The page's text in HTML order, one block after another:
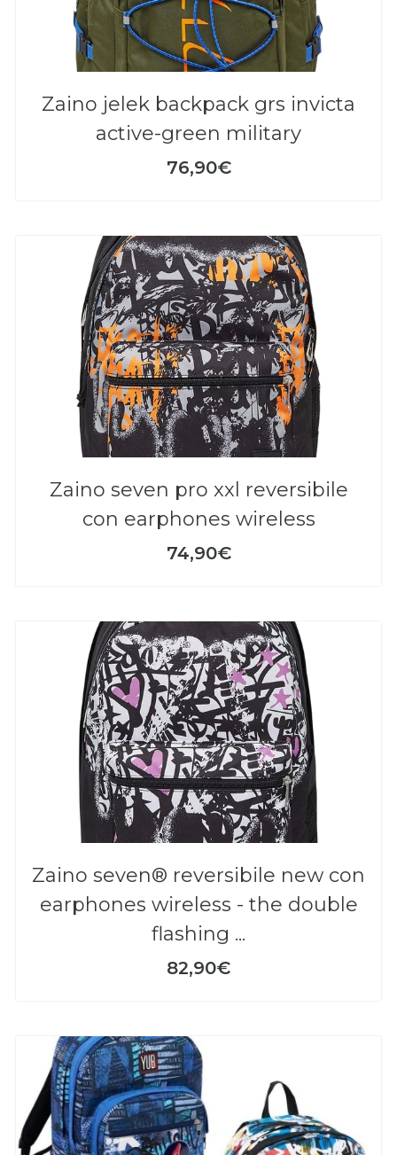
zaino jelek backpack grs invicta
active-green military
76,90€
zaino seven pro xxl reversibile
con earphones wireless
74,90€
zaino seven® reversibile new con
earphones wireless - the double
flashing ...
82,90€